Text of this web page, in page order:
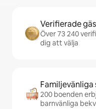
Verifierade
Över 73 240
dig att välja
200 boenden
barnvänliga